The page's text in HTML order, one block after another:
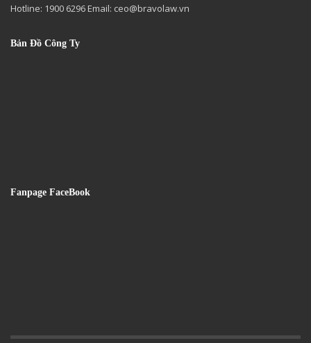
Hotline: 1900 6296 Email: ceo@bravolaw.vn
Bản Đồ Công Ty
Fanpage FaceBook